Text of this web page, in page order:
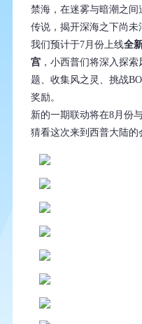
禁海，在迷雾与暗潮之
传说，揭开深海之下尚未
我们预计于7月份上线全
宫，小西普们将深入探
题、收集风之灵、挑战
奖励。
新的一期联动将在8月份
猜看这次来到西普大陆的